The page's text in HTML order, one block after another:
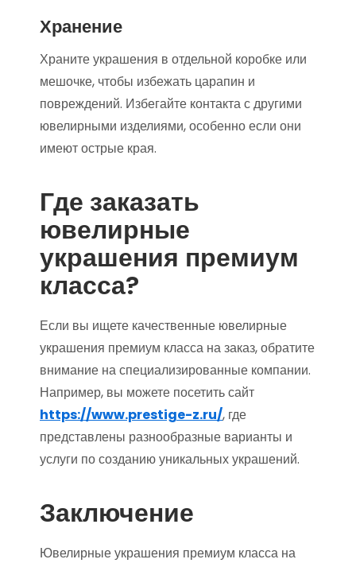
Хранение
Храните украшения в отдельной коробке или
мешочке, чтобы избежать царапин и
повреждений. Избегайте контакта с другими
ювелирными изделиями, особенно если они
имеют острые края.
Где заказать
ювелирные
украшения премиум
класса?
Если вы ищете качественные ювелирные
украшения премиум класса на заказ, обратите
внимание на специализированные компании.
Например, вы можете посетить сайт
https://www.prestige-z.ru/, где
представлены разнообразные варианты и
услуги по созданию уникальных украшений.
Заключение
Ювелирные украшения премиум класса на